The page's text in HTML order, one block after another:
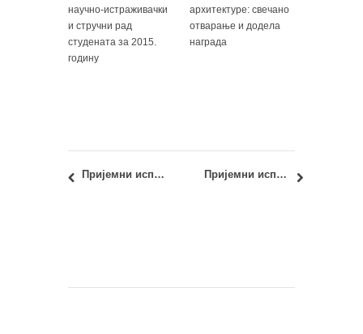
научно-истраживачки
и стручни рад
студената за 2015.
годину
архитектуре: свечано
отварање и додела
награда
Пријемни испит 2018: ПРЕЛИМИНАРНИ РЕЗУЛТАТИ Пријемни испит 2018: Примери тачно решених тестова